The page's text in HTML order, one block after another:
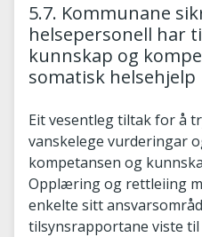
5.7. Kommunane
helsepersonell har
kunnskap og
somatisk helsehjelp
Eit vesentleg tiltak for å
vanskelege vurderingar
kompetansen og
Opplæring og rettleiing
enkelte sitt
tilsynsrapportane viste